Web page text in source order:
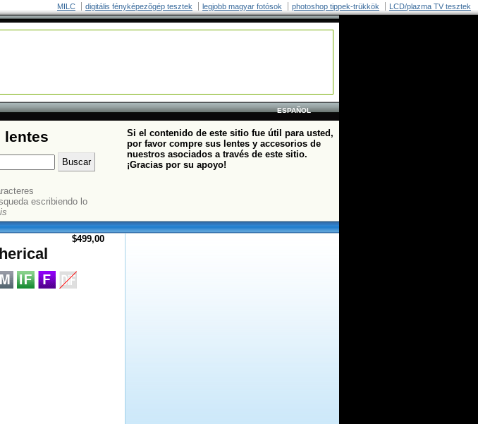
MILC digitális fényképezõgép tesztek legjobb magyar fotósok photoshop tippek-trükkök LCD/plazma TV tesztek
ESPAÑOL
lentes
escribiendo lo
Si el contenido de este sitio fue útil para usted,
por favor compre sus lentes y accesorios de
nuestros asociados a través de este sitio.
¡Gracias por su apoyo!
$499,00